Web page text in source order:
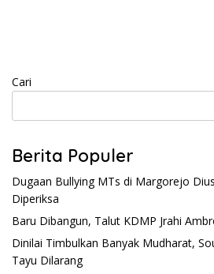
Cari
Berita Populer
Dugaan Bullying MTs di Margorejo
Diperiksa
Baru Dibangun, Talut KDMP Jrahi
Dinilai Timbulkan Banyak Mudharat,
Tayu Dilarang